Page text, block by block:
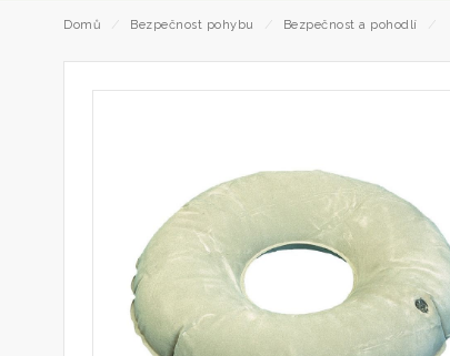
Domů Bezpečnost pohybu Bezpečnost a pohodlí